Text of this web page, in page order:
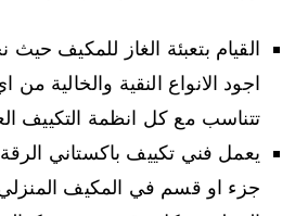
القيام بتعبئة الغاز للمكيف
اجود الانواع النقية والخالية
تتناسب مع كل انظمة التكييف
يعمل فني تكييف باكستاني
جزء او قسم في المكيف